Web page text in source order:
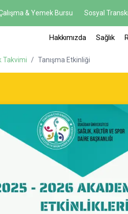
& Yemek Bursu Sosyal
Hakkımızda Sağlık
Takvimi / Tanışma Etkinliği